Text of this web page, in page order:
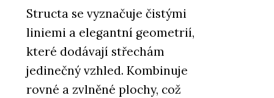
Structa se vyznačuje čistými
liniemi a elegantní geometrií,
které dodávají střechám
jedinečný vzhled. Kombinuje
rovné a zvlněné plochy, což